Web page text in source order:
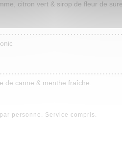
citron vert & sirop de fleur de
de canne & menthe fraîche.
personne. Service compris.